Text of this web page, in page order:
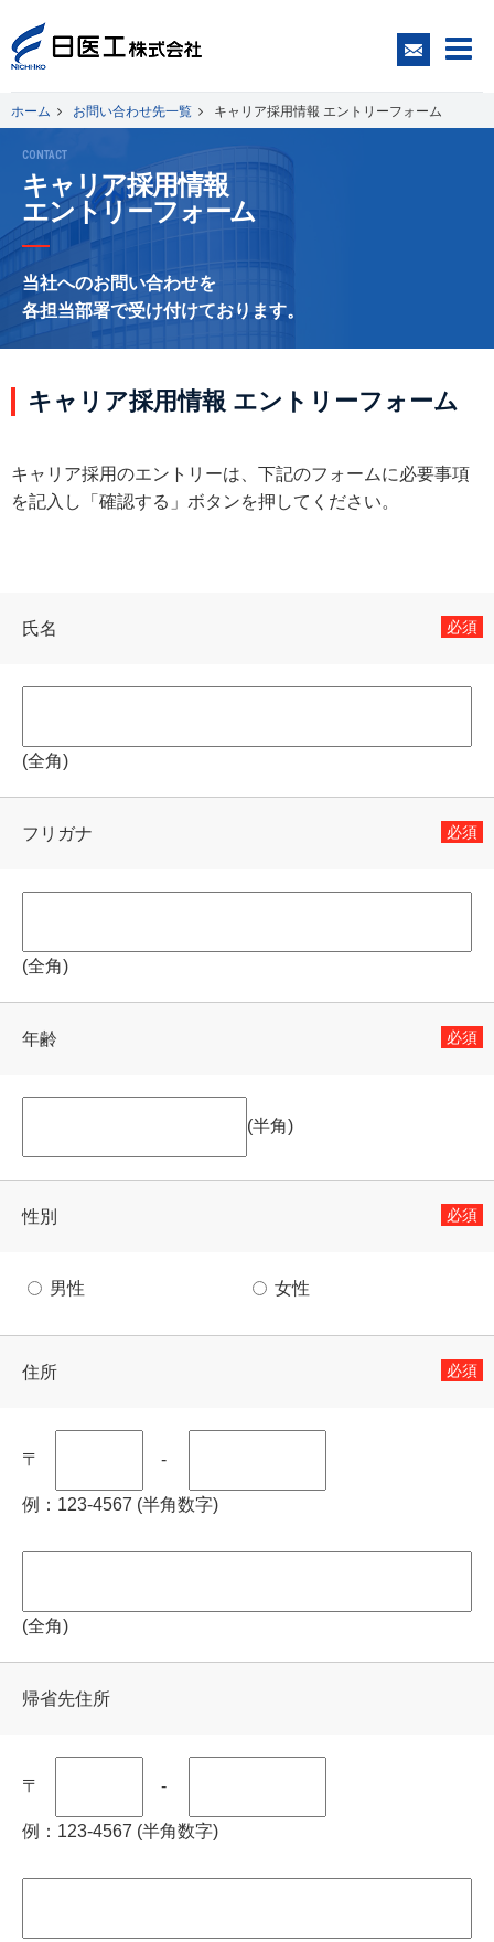
一般の皆さまへ
医療関係者の皆さまへ
日医工について
ホーム お問い合わせ先一覧 キャリア採用情報 エントリーフォーム
CONTACT
キャリア採用情報
エントリーフォーム
当社へのお問い合わせを
各担当部署で受け付けております。
キャリア採用情報 エントリーフォーム
キャリア採用のエントリーは、下記のフォームに必要事項
を記入し「確認する」ボタンを押してください。
氏名 必須
(全角)
フリガナ 必須
(全角)
年齢 必須
(半角)
性別 必須
男性 女性
住所 必須
〒 -
例：123-4567 (半角数字)
(全角)
帰省先住所
〒 -
例：123-4567 (半角数字)